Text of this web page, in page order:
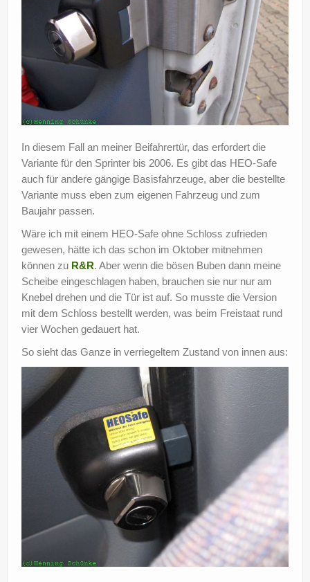
In diesem Fall an meiner Beifahrertür, das erfordert die
Variante für den Sprinter bis 2006. Es gibt das HEO-Safe
auch für andere gängige Basisfahrzeuge, aber die bestellte
Variante muss eben zum eigenen Fahrzeug und zum
Baujahr passen.
Wäre ich mit einem HEO-Safe ohne Schloss zufrieden
gewesen, hätte ich das schon im Oktober mitnehmen
können zu R&R. Aber wenn die bösen Buben dann meine
Scheibe eingeschlagen haben, brauchen sie nur nur am
Knebel drehen und die Tür ist auf. So musste die Version
mit dem Schloss bestellt werden, was beim Freistaat rund
vier Wochen gedauert hat.
So sieht das Ganze in verriegeltem Zustand von innen aus: